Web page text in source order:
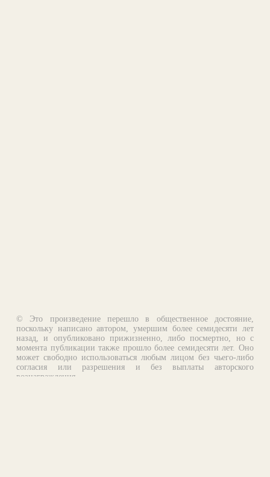
© Это произведение перешло в общественное достояние,
поскольку написано автором, умершим более семидесяти лет
назад, и опубликовано прижизненно, либо посмертно, но с
момента публикации также прошло более семидесяти лет. Оно
может свободно использоваться любым лицом без чьего-либо
согласия или разрешения и без выплаты авторского
вознаграждения.